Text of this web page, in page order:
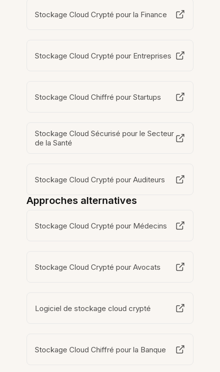
Stockage Cloud Crypté pour la Finance
Stockage Cloud Crypté pour Entreprises
Stockage Cloud Chiffré pour Startups
Stockage Cloud Sécurisé pour le Secteur
de la Santé
Stockage Cloud Crypté pour Auditeurs
Approches alternatives
Stockage Cloud Crypté pour Médecins
Stockage Cloud Crypté pour Avocats
Logiciel de stockage cloud crypté
Stockage Cloud Chiffré pour la Banque